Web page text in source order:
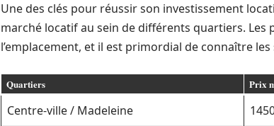
Une des clés pour réussir son investissement
marché locatif au sein de différents quartiers.
l’emplacement, et il est primordial de connaître
Quartiers Prix
Centre-ville / Madeleine